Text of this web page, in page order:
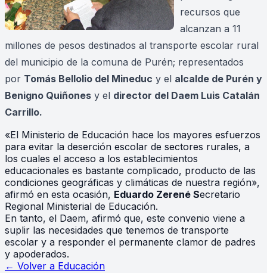
recursos que
alcanzan a 11
millones de pesos destinados al transporte escolar rural
del municipio de la comuna de Purén; representados
por Tomás Bellolio del Mineduc y el alcalde de Purén y
Benigno Quiñones y el director del Daem Luis Catalán
Carrillo.
«El Ministerio de Educación hace los mayores esfuerzos
para evitar la deserción escolar de sectores rurales, a
los cuales el acceso a los establecimientos
educacionales es bastante complicado, producto de las
condiciones geográficas y climáticas de nuestra región»,
afirmó en esta ocasión, Eduardo Zerené Secretario
Regional Ministerial de Educación.
En tanto, el Daem, afirmó que, este convenio viene a
suplir las necesidades que tenemos de transporte
escolar y a responder el permanente clamor de padres
y apoderados.
← Volver a Educación